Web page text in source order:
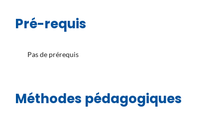
Pré-requis
Pas de prérequis
Méthodes pédagogiques